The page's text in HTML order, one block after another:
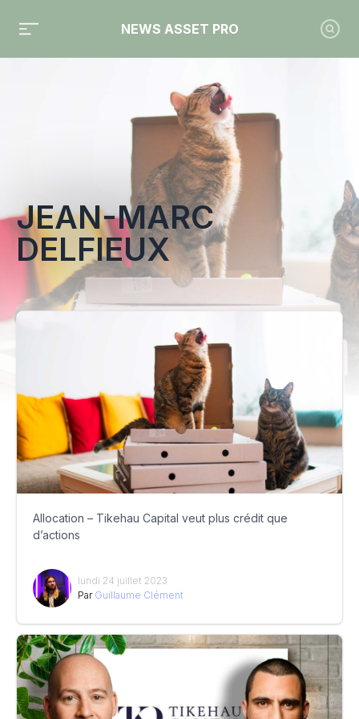
NEWS ASSET PRO
Toute l'actualité sur le tag "Jean-Marc Delfieux"
JEAN-MARC
DELFIEUX
Allocation – Tikehau Capital veut plus crédit que
d’actions
lundi 24 juillet 2023
Par Guillaume Clément